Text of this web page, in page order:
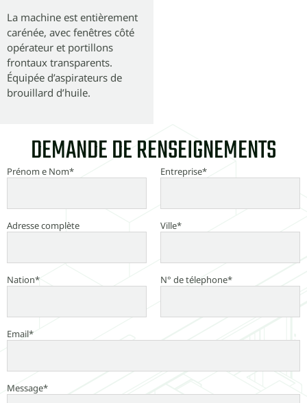
La machine est entièrement
carénée, avec fenêtres côté
opérateur et portillons
frontaux transparents.
Équipée d’aspirateurs de
brouillard d’huile.
DEMANDE DE RENSEIGNEMENTS
Prénom e Nom* Entreprise*
Adresse complète Ville*
Nation* N° de télephone*
Email*
Message*